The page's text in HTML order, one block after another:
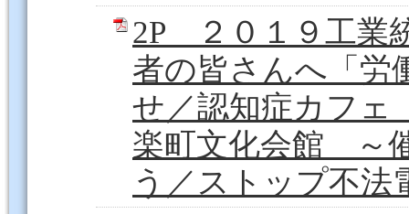
2P ２０１９工業
者の皆さんへ「労
せ／認知症カフェ
楽町文化会館 ～
う／ストップ不法